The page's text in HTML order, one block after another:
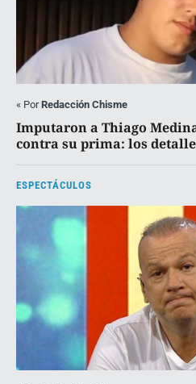
« PorRedacción Chisme
Imputaron a Thiago
contra su prima: los
ESPECTÁCULOS